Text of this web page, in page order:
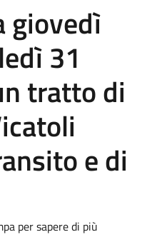
giovedì
31
tratto di
e di
per sapere di più